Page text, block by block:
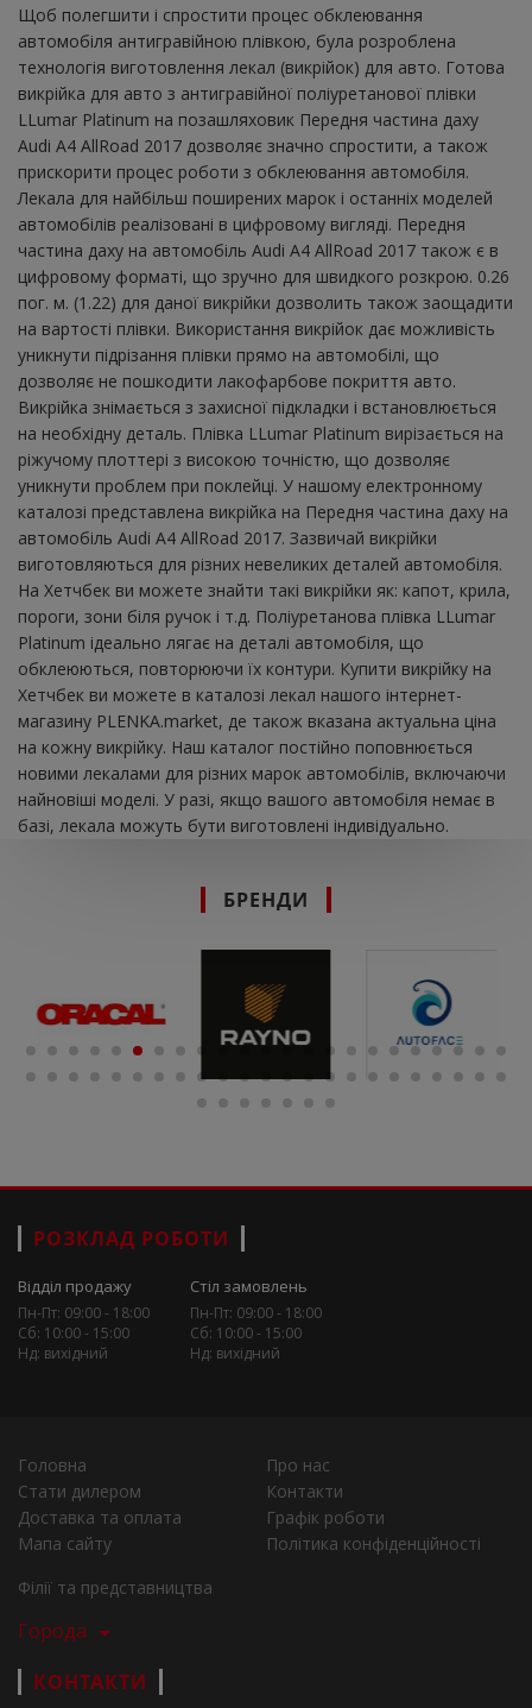
Щоб полегшити і спростити процес обклеювання
автомобіля антигравійною плівкою, була розроблена
технологія виготовлення лекал (викрійок) для авто. Готова
викрійка для авто з антигравійної поліуретанової плівки
LLumar Platinum на позашляховик Передня частина даху
Audi A4 AllRoad 2017 дозволяє значно спростити, а також
прискорити процес роботи з обклеювання автомобіля.
Лекала для найбільш поширених марок і останніх моделей
автомобілів реалізовані в цифровому вигляді. Передня
частина даху на автомобіль Audi A4 AllRoad 2017 також є в
цифровому форматі, що зручно для швидкого розкрою. 0.26
пог. м. (1.22) для даної викрійки дозволить також заощадити
на вартості плівки. Використання викрійок дає можливість
уникнути підрізання плівки прямо на автомобілі, що
дозволяє не пошкодити лакофарбове покриття авто.
Викрійка знімається з захисної підкладки і встановлюється
на необхідну деталь. Плівка LLumar Platinum вирізається на
ріжучому плоттері з високою точністю, що дозволяє
уникнути проблем при поклейці. У нашому електронному
каталозі представлена ​​викрійка на Передня частина даху на
автомобіль Audi A4 AllRoad 2017. Зазвичай викрійки
виготовляються для різних невеликих деталей автомобіля.
На Хетчбек ви можете знайти такі викрійки як: капот, крила,
пороги, зони біля ручок і т.д. Поліуретанова плівка LLumar
Platinum ідеально лягає на деталі автомобіля, що
обклеюються, повторюючи їх контури. Купити викрійку на
Хетчбек ви можете в каталозі лекал нашого інтернет-
магазину PLENKA.market, де також вказана актуальна ціна
на кожну викрійку. Наш каталог постійно поповнюється
новими лекалами для різних марок автомобілів, включаючи
найновіші моделі. У разі, якщо вашого автомобіля немає в
базі, лекала можуть бути виготовлені індивідуально.
БРЕНДИ
РОЗКЛАД РОБОТИ
Відділ продажу
Пн-Пт: 09:00 - 18:00
Сб: 10:00 - 15:00
Нд: вихідний
Стіл замовлень
Пн-Пт: 09:00 - 18:00
Сб: 10:00 - 15:00
Нд: вихідний
Головна
Про нас
Стати дилером
Контакти
Доставка та оплата
Графік роботи
Мапа сайту
Політика конфіденційності
Філії та представництва
Города
КОНТАКТИ